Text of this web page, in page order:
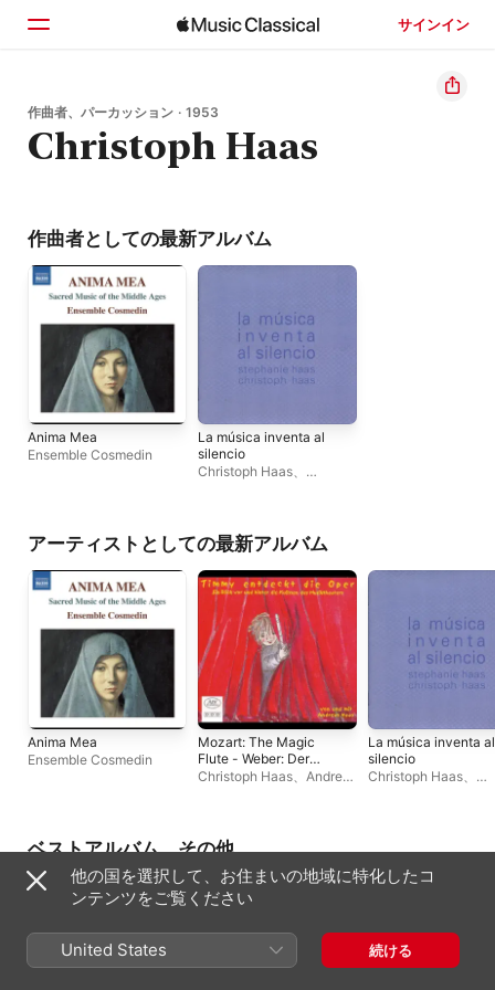
サインイン
ホーム
見つける
作曲者、パーカッション · 1953
Christoph Haas
作曲者としての最新アルバム
Anima Mea
Ensemble Cosmedin
La música inventa al
silencio
Christoph Haas、
アーティストとしての最新アルバム
Anima Mea
Ensemble Cosmedin
Mozart: The Magic
Flute - Weber: Der
Freischutz -
Christoph Haas、 Andreas
La música inventa al
silencio
Christoph Haas、
ベストアルバム、その他
他の国を選択して、お住まいの地域に特化したコ
ンテンツをご覧ください
United States 続ける